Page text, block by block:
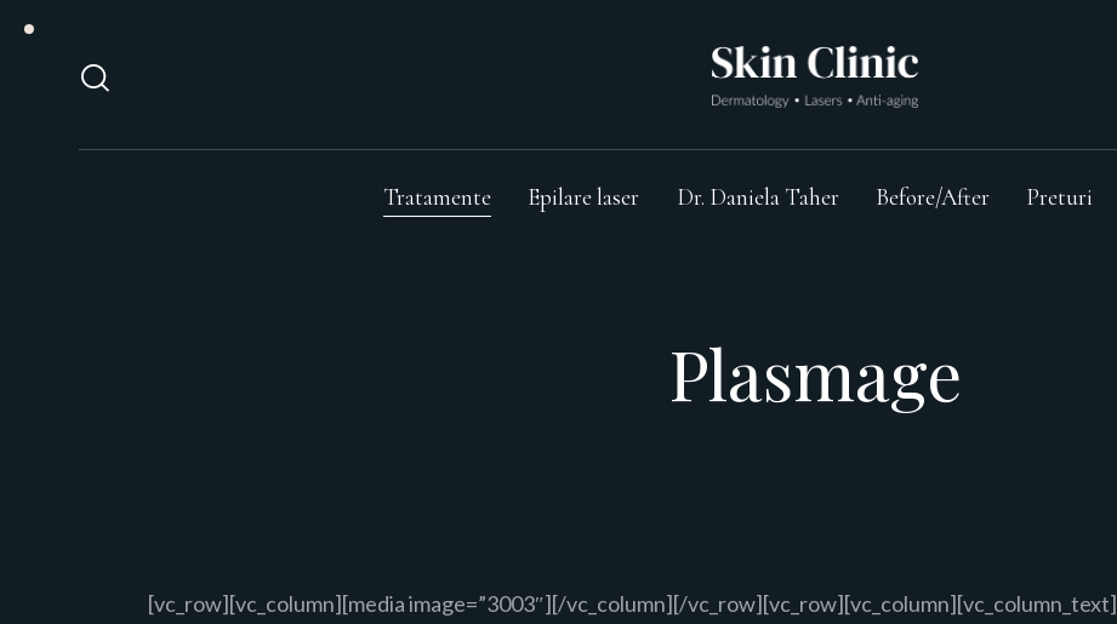
Tratamente Epilare laser Dr. Daniela Taher Before/After Preturi
Plasmage
[vc_row][vc_column][media image=”3003″][/vc_column][/vc_row][vc_row][vc_column][vc_column_text]